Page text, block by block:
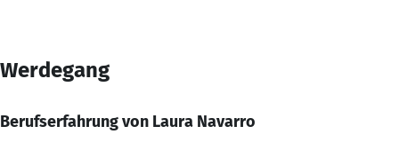
Werdegang
Berufserfahrung von Laura Navarro